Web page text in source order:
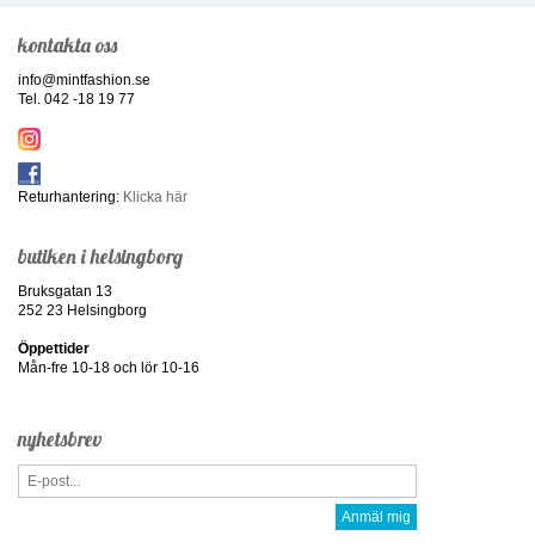
kontakta oss
info@mintfashion.se
Tel. 042 -18 19 77
Returhantering: Klicka här
butiken i helsingborg
Bruksgatan 13
252 23 Helsingborg
Öppettider
Mån-fre 10-18 och lör 10-16
nyhetsbrev
Anmäl mig